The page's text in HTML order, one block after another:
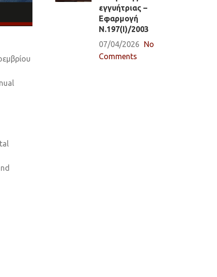
εγγυήτριας –
Εφαρμογή
Ν.197(Ι)/2003
07/04/2026
No
Comments